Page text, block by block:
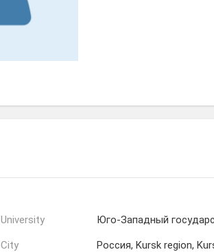
University Юго-Западный
City Россия, Kursk region,